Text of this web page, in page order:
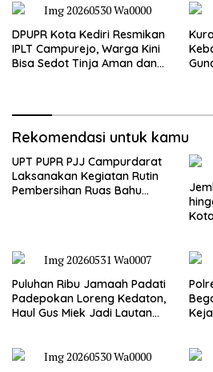
DPUPR Kota Kediri Resmikan
IPLT Campurejo, Warga Kini
Bisa Sedot Tinja Aman dan
Rekomendasi untuk kamu
UPT PUPR PJJ Campurdarat
Laksanakan Kegiatan Rutin
Pembersihan Ruas Bahu
Puluhan Ribu Jamaah Padati
Padepokan Loreng Kedaton,
Haul Gus Miek Jadi Lautan